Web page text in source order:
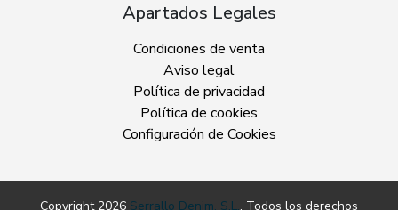
Apartados Legales
Condiciones de venta
Aviso legal
Política de privacidad
Política de cookies
Configuración de Cookies
Copyright 2026 Serrallo Denim, S.L.. Todos los derechos